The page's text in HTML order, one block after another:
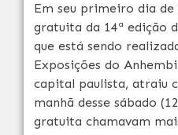
Em seu primeiro dia
gratuita da 14ª edição
que está sendo
Exposições do
capital paulista, atraiu
manhã desse sábado
gratuita chamavam